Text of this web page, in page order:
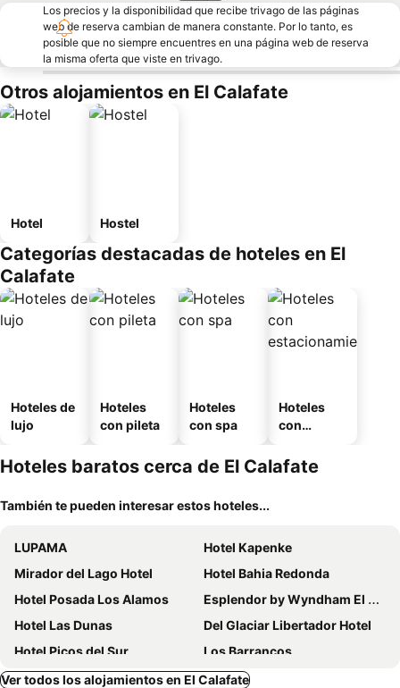
Los precios y la disponibilidad que recibe trivago de las páginas
web de reserva cambian de manera constante. Por lo tanto, es
posible que no siempre encuentres en una página web de reserva
la misma oferta que viste en trivago.
Otros alojamientos en El Calafate
Hotel Hostel
Categorías destacadas de hoteles en El
Calafate
Hoteles de
lujo
Hoteles
con pileta
Hoteles
con spa
Hoteles
con
miento
Hoteles baratos cerca de El Calafate
También te pueden interesar estos hoteles...
LUPAMA
Hotel Kapenke
Mirador del Lago Hotel
Hotel Bahia Redonda
Hotel Posada Los Alamos
Esplendor by Wyndham El Calafate
Hotel Las Dunas
Del Glaciar Libertador Hotel
Hotel Picos del Sur
Los Barrancos
Lagos Del Calafate
Destino Calafate
Ver todos los alojamientos en El Calafate